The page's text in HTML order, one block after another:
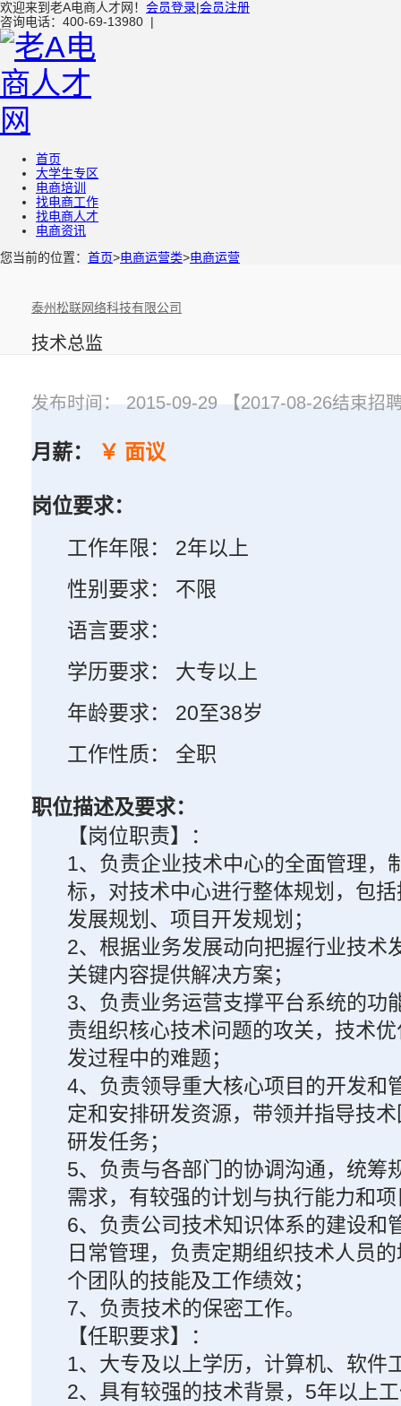
欢迎来到老A电商人才网！ 会员登录|会员注册
咨询电话：400-69-13980 |
首页
大学生专区
电商培训
找电商工作
找电商人才
电商资讯
您当前的位置： 首页>电商运营类>电商运营
泰州松联网络科技有限公司
技术总监
发布时间： 2015-09-29 【2017-08-26结束招
月薪： ￥ 面议
岗位要求：
工作年限： 2年以上
性别要求： 不限
语言要求：
学历要求： 大专以上
年龄要求： 20至38岁
工作性质： 全职
职位描述及要求：
【岗位职责】：
1、负责企业技术中心的全面管理，
标，对技术中心进行整体规划，包
发展规划、项目开发规划；
2、根据业务发展动向把握行业技术
关键内容提供解决方案；
3、负责业务运营支撑平台系统的功
责组织核心技术问题的攻关，技术
发过程中的难题；
4、负责领导重大核心项目的开发和
定和安排研发资源，带领并指导技
研发任务；
5、负责与各部门的协调沟通，统筹
需求，有较强的计划与执行能力和
6、负责公司技术知识体系的建设和
日常管理，负责定期组织技术人员
个团队的技能及工作绩效；
7、负责技术的保密工作。
【任职要求】：
1、大专及以上学历，计算机、软件
2、具有较强的技术背景，5年以上